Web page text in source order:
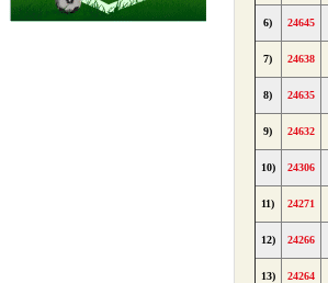
6) 24645
7) 24638
8) 24635
9) 24632
10) 24306
11) 24271
12) 24266
13) 24264